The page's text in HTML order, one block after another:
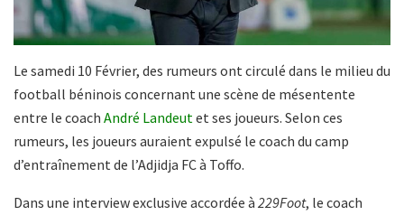
Le samedi 10 Février, des rumeurs ont circulé dans le milieu du
football béninois concernant une scène de mésentente
entre le coach André Landeut et ses joueurs. Selon ces
rumeurs, les joueurs auraient expulsé le coach du camp
d’entraînement de l’Adjidja FC à Toffo.
Dans une interview exclusive accordée à 229Foot, le coach